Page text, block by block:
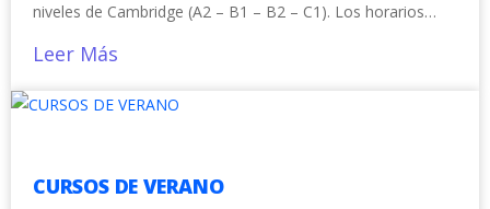
niveles de Cambridge (A2 – B1 – B2 – C1). Los horarios…
Leer Más
CURSOS DE VERANO